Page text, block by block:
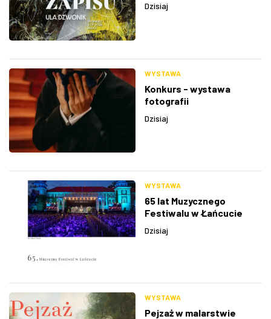
Dzisiaj
WYSTAWA
Konkurs - wystawa
fotografii
Dzisiaj
WYSTAWA
65 lat Muzycznego
Festiwalu w Łańcucie
Dzisiaj
WYSTAWA
Pejzaż w malarstwie